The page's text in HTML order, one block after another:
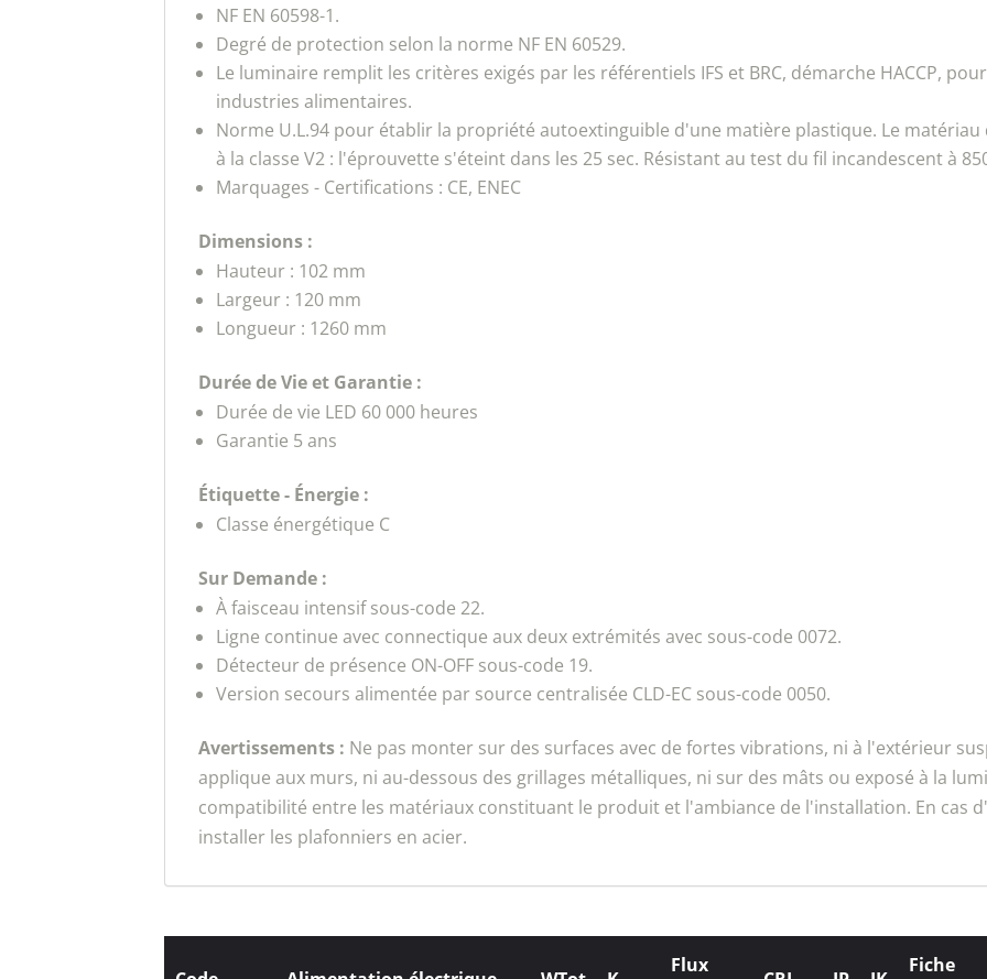
NF EN 60598-1.
Degré de protection selon la norme NF EN 60529.
Le luminaire remplit les critères exigés par les référentiels IFS et BRC, démarche HACCP,
industries alimentaires.
Norme U.L.94 pour établir la propriété autoextinguible d'une matière plastique. Le
à la classe V2 : l'éprouvette s'éteint dans les 25 sec. Résistant au test du fil incandescent à
Marquages - Certifications : CE, ENEC
Dimensions :
Hauteur : 102 mm
Largeur : 120 mm
Longueur : 1260 mm
Durée de Vie et Garantie :
Durée de vie LED 60 000 heures
Garantie 5 ans
Étiquette - Énergie :
Classe énergétique C
Sur Demande :
À faisceau intensif sous-code 22.
Ligne continue avec connectique aux deux extrémités avec sous-code 0072.
Détecteur de présence ON-OFF sous-code 19.
Version secours alimentée par source centralisée CLD-EC sous-code 0050.
Avertissements : Ne pas monter sur des surfaces avec de fortes vibrations, ni à l'extérieur
applique aux murs, ni au-dessous des grillages métalliques, ni sur des mâts ou exposé à la
compatibilité entre les matériaux constituant le produit et l'ambiance de l'installation. En cas
installer les plafonniers en acier.
Flux
Fiche